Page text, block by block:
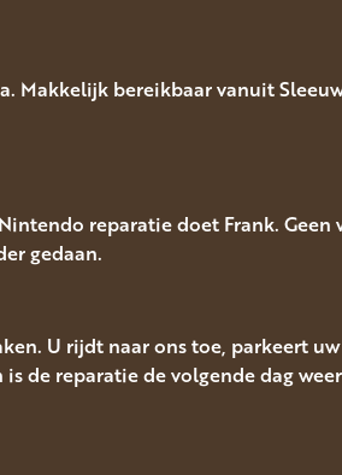
Makkelijk bereikbaar vanuit
reparatie doet Frank. Geen
gedaan.
U rijdt naar ons toe, parkeert
de reparatie de volgende dag